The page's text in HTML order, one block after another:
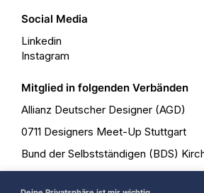
Social Media
Linkedin
Instagram
Mitglied in folgenden Verbänden
Allianz Deutscher Designer (AGD)
0711 Designers Meet-Up Stuttgart
Bund der Selbstständigen (BDS)
Freelancerteam